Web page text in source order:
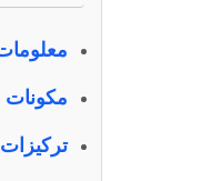
مكونات